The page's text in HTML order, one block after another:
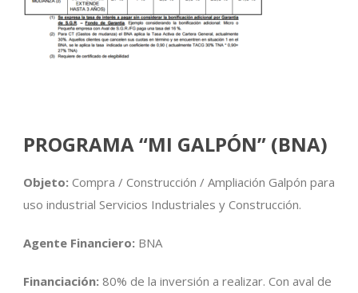
PROGRAMA “MI GALPÓN” (BNA)
Objeto: Compra / Construcción / Ampliación Galpón para
uso industrial Servicios Industriales y Construcción.
Agente Financiero: BNA
Financiación: 80% de la inversión a realizar. Con aval de